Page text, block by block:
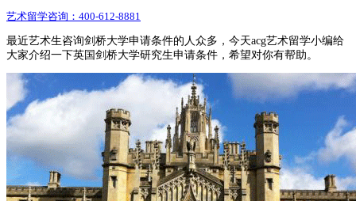
艺术留学咨询： 400-612-8881
最近艺术生咨询剑桥大学申请条件的人众多，今天acg艺术留学小编给
大家介绍一下英国剑桥大学研究生申请条件，希望对你有帮助。